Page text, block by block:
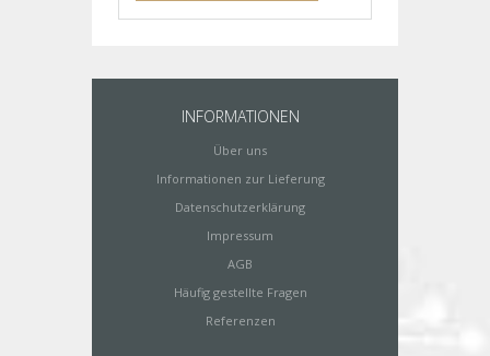
INFORMATIONEN
Über uns
Informationen zur Lieferung
Datenschutzerklärung
Impressum
AGB
Häufig gestellte Fragen
Referenzen